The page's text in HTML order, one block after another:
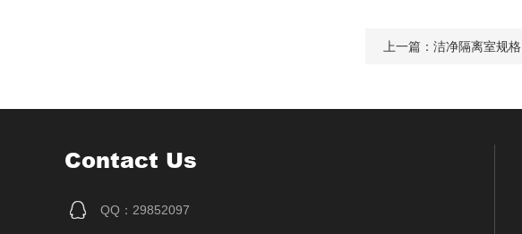
上一篇： 洁净隔离室规格
Contact Us
QQ：29852097